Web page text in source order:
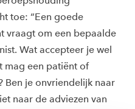
toe: “Een goede
vraagt om een bepaalde
Wat accepteer je wel
mag een patiënt of
Ben je onvriendelijk naar
naar de adviezen van